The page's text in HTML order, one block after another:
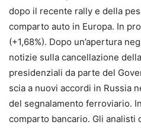
dopo il recente rally e della
comparto auto in Europa. In
(+1,68%). Dopo un’apertura
notizie sulla cancellazione
presidenziali da parte del
scia a nuovi accordi in Russia
del segnalamento ferroviario.
comparto bancario. Gli analisti